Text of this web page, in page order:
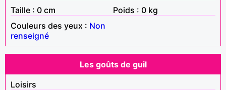
Taille : 0 cm
Poids : 0 kg
Couleurs des yeux : Non
renseigné
Les goûts de guil
Loisirs